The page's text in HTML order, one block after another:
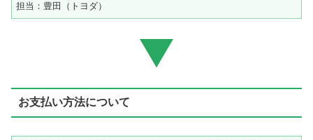
担当：豊田（トヨダ）
お支払い方法について